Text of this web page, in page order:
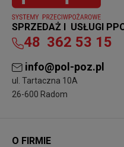
SPRZEDAŻ I USŁUGI
48 362 53 15
info@pol-poz.pl
ul. Tartaczna 10A
26-600 Radom
O FIRMIE